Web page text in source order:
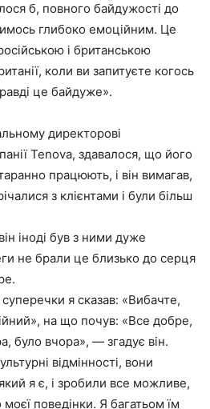
б, повного байдужості до
глибоко емоційним. Це
і британською
коли ви запитуєте когось
це байдуже».
директорові
Tenova, здавалося, що його
працюють, і він вимагав,
з клієнтами і були більш
іноді був з ними дуже
не брали це близько до серця
я сказав: «Вибачте,
на що почув: «Все добре,
було вчора», — згадує він.
відмінності, вони
я є, і зробили все можливе,
поведінки. Я багатьом їм